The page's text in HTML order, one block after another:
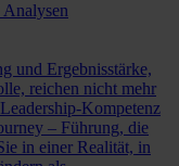
Analysen
und Ergebnisstärke,
reichen nicht mehr
Kompetenz
– Führung, die
in einer Realität, in